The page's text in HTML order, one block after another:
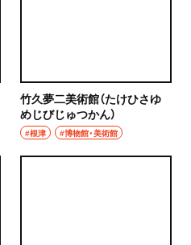
竹久夢二美術館（たけひさゆ
めじびじゅつかん）
#根津 #博物館・美術館